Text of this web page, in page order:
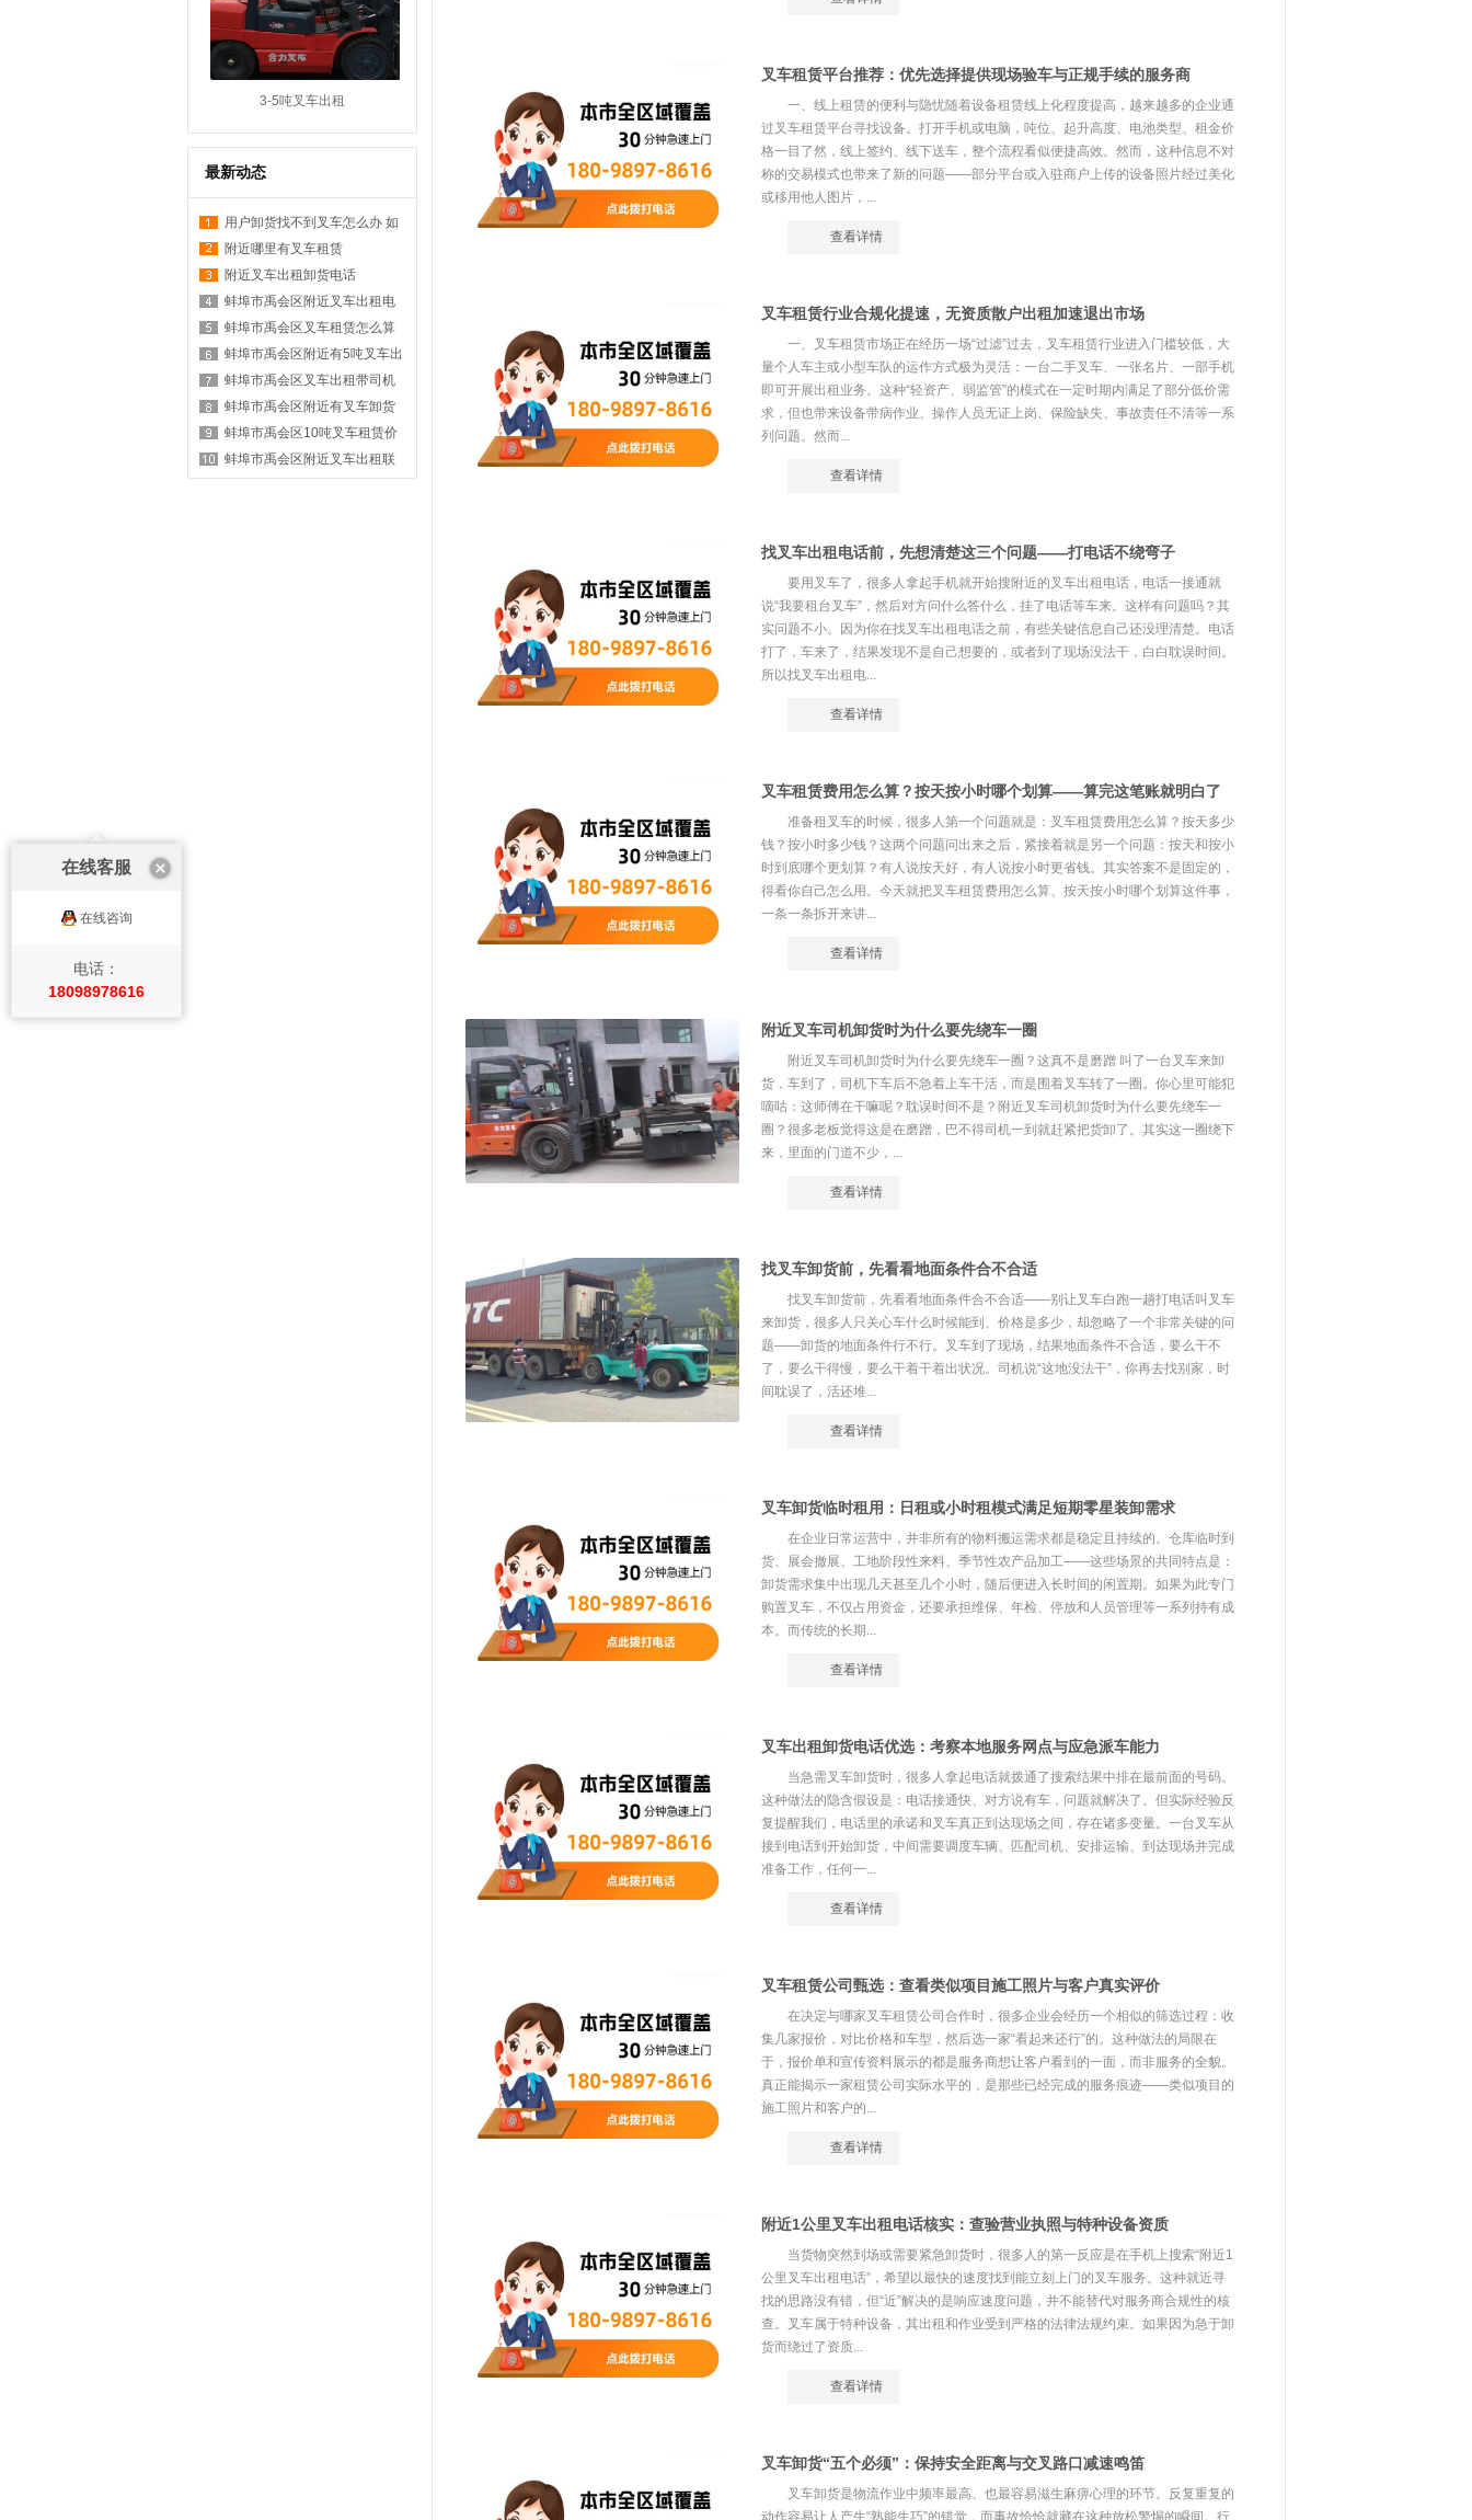
3-5吨叉车出租
最新动态
用户卸货找不到叉车怎么办 如
何在附近找叉车
附近哪里有叉车租赁
附近叉车出租卸货电话
蚌埠市禹会区附近叉车出租电
话是多少？
蚌埠市禹会区叉车租赁怎么算
台班？
蚌埠市禹会区附近有5吨叉车出
租吗？
蚌埠市禹会区叉车出租带司机
价格？
蚌埠市禹会区附近有叉车卸货
服务吗？
蚌埠市禹会区10吨叉车租赁价
格表？
蚌埠市禹会区附近叉车出租联
叉车租赁平台推荐：优先选择提供现场验车与正规手续的服务商
一、线上租赁的便利与隐忧随着设备租赁线上化程度提高，越来越多的企业通
过叉车租赁平台寻找设备。打开手机或电脑，吨位、起升高度、电池类型、租金价
格一目了然，线上签约、线下送车，整个流程看似便捷高效。然而，这种信息不对
称的交易模式也带来了新的问题——部分平台或入驻商户上传的设备照片经过美化
或移用他人图片，...
查看详情
叉车租赁行业合规化提速，无资质散户出租加速退出市场
一、叉车租赁市场正在经历一场“过滤”过去，叉车租赁行业进入门槛较低，大
量个人车主或小型车队的运作方式极为灵活：一台二手叉车、一张名片、一部手机
即可开展出租业务。这种“轻资产、弱监管”的模式在一定时期内满足了部分低价需
求，但也带来设备带病作业、操作人员无证上岗、保险缺失、事故责任不清等一系
列问题。然而...
查看详情
找叉车出租电话前，先想清楚这三个问题——打电话不绕弯子
要用叉车了，很多人拿起手机就开始搜附近的叉车出租电话，电话一接通就
说“我要租台叉车”，然后对方问什么答什么，挂了电话等车来。这样有问题吗？其
实问题不小。因为你在找叉车出租电话之前，有些关键信息自己还没理清楚。电话
打了，车来了，结果发现不是自己想要的，或者到了现场没法干，白白耽误时间。
所以找叉车出租电...
查看详情
叉车租赁费用怎么算？按天按小时哪个划算——算完这笔账就明白了
准备租叉车的时候，很多人第一个问题就是：叉车租赁费用怎么算？按天多少
钱？按小时多少钱？这两个问题问出来之后，紧接着就是另一个问题：按天和按小
时到底哪个更划算？有人说按天好，有人说按小时更省钱。其实答案不是固定的，
得看你自己怎么用。今天就把叉车租赁费用怎么算、按天按小时哪个划算这件事，
一条一条拆开来讲...
查看详情
附近叉车司机卸货时为什么要先绕车一圈
附近叉车司机卸货时为什么要先绕车一圈？这真不是磨蹭 叫了一台叉车来卸
货，车到了，司机下车后不急着上车干活，而是围着叉车转了一圈。你心里可能犯
嘀咕：这师傅在干嘛呢？耽误时间不是？附近叉车司机卸货时为什么要先绕车一
圈？很多老板觉得这是在磨蹭，巴不得司机一到就赶紧把货卸了。其实这一圈绕下
来，里面的门道不少，...
查看详情
找叉车卸货前，先看看地面条件合不合适
找叉车卸货前，先看看地面条件合不合适——别让叉车白跑一趟打电话叫叉车
来卸货，很多人只关心车什么时候能到、价格是多少，却忽略了一个非常关键的问
题——卸货的地面条件行不行。叉车到了现场，结果地面条件不合适，要么干不
了，要么干得慢，要么干着干着出状况。司机说“这地没法干”，你再去找别家，时
间耽误了，活还堆...
查看详情
叉车卸货临时租用：日租或小时租模式满足短期零星装卸需求
在企业日常运营中，并非所有的物料搬运需求都是稳定且持续的。仓库临时到
货、展会撤展、工地阶段性来料、季节性农产品加工——这些场景的共同特点是：
卸货需求集中出现几天甚至几个小时，随后便进入长时间的闲置期。如果为此专门
购置叉车，不仅占用资金，还要承担维保、年检、停放和人员管理等一系列持有成
本。而传统的长期...
查看详情
叉车出租卸货电话优选：考察本地服务网点与应急派车能力
当急需叉车卸货时，很多人拿起电话就拨通了搜索结果中排在最前面的号码。
这种做法的隐含假设是：电话接通快、对方说有车，问题就解决了。但实际经验反
复提醒我们，电话里的承诺和叉车真正到达现场之间，存在诸多变量。一台叉车从
接到电话到开始卸货，中间需要调度车辆、匹配司机、安排运输、到达现场并完成
准备工作，任何一...
查看详情
叉车租赁公司甄选：查看类似项目施工照片与客户真实评价
在决定与哪家叉车租赁公司合作时，很多企业会经历一个相似的筛选过程：收
集几家报价，对比价格和车型，然后选一家“看起来还行”的。这种做法的局限在
于，报价单和宣传资料展示的都是服务商想让客户看到的一面，而非服务的全貌。
真正能揭示一家租赁公司实际水平的，是那些已经完成的服务痕迹——类似项目的
施工照片和客户的...
查看详情
附近1公里叉车出租电话核实：查验营业执照与特种设备资质
当货物突然到场或需要紧急卸货时，很多人的第一反应是在手机上搜索“附近1
公里叉车出租电话”，希望以最快的速度找到能立刻上门的叉车服务。这种就近寻
找的思路没有错，但“近”解决的是响应速度问题，并不能替代对服务商合规性的核
查。叉车属于特种设备，其出租和作业受到严格的法律法规约束。如果因为急于卸
货而绕过了资质...
查看详情
叉车卸货“五个必须”：保持安全距离与交叉路口减速鸣笛
叉车卸货是物流作业中频率最高、也最容易滋生麻痹心理的环节。反复重复的
动作容易让人产生“熟能生巧”的错觉，而事故恰恰就藏在这种放松警惕的瞬间。行
在线客服
在线咨询
电话：
18098978616